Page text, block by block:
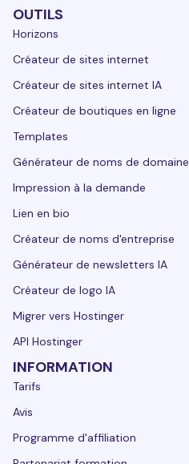
OUTILS
Horizons
Créateur de sites internet
Créateur de sites internet IA
Créateur de boutiques en ligne
Templates
Générateur de noms de domaine
Impression à la demande
Lien en bio
Créateur de noms d'entreprise
Générateur de newsletters IA
Créateur de logo IA
Migrer vers Hostinger
API Hostinger
INFORMATION
Tarifs
Avis
Programme d'affiliation